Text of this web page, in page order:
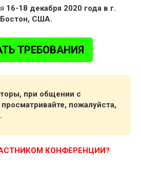
16-18 декабря 2020 года в г.
Бостон, США.
ТРЕБОВАНИЯ
при общении с
пожалуйста,
КОНФЕРЕНЦИИ?